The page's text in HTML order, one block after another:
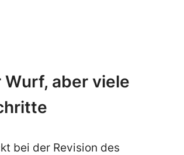
Wurf, aber viele
bei der Revision des